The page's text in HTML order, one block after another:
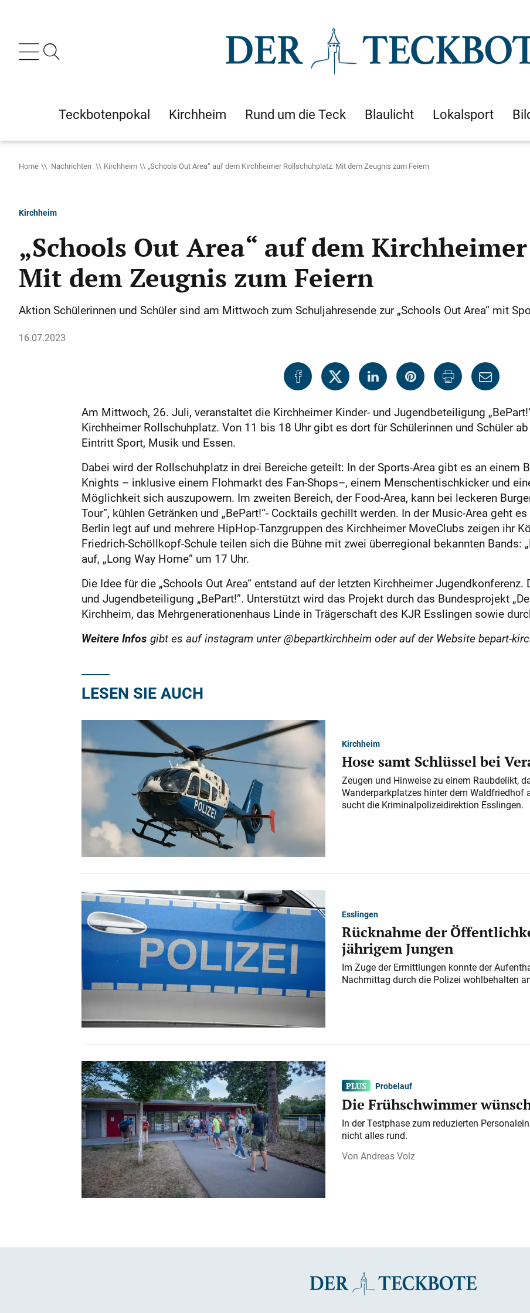
Teckbotenpokal Kirchheim Rund um die Teck Blaulicht Lokalsport
Home Nachrichten Kirchheim „Schools Out Area“ auf dem Kirchheimer Rollschuhplatz: Mit dem Zeugnis zum Feiern
Kirchheim
„Schools Out Area“ auf dem
Mit dem Zeugnis zum Feiern
Aktion Schülerinnen und Schüler sind am Mittwoch zum Schuljahresende zur „Schools Out Area“ mit
16.07.2023
Am Mittwoch, 26. Juli, veranstaltet die Kirchheimer Kinder- und Jugendbeteiligung
Kirchheimer Rollschuhplatz. Von 11 bis 18 Uhr gibt es dort für Schülerinnen und Schüler
Eintritt Sport, Musik und Essen.
Dabei wird der Rollschuhplatz in drei Bereiche geteilt: In der Sports-Area gibt es an einem
Knights – inklusive einem Flohmarkt des Fan-Shops–, einem Menschentischkicker und
Möglichkeit sich auszupowern. Im zweiten Bereich, der Food-Area, kann bei leckeren
Tour”, kühlen Getränken und „BePart!“- Cocktails gechillt werden. In der Music-Area geht
Berlin legt auf und mehrere HipHop-Tanzgruppen des Kirchheimer MoveClubs zeigen ihr
Friedrich-Schöllkopf-Schule teilen sich die Bühne mit zwei überregional bekannten Bands:
auf, „Long Way Home” um 17 Uhr.
Die Idee für die „Schools Out Area“ entstand auf der letzten Kirchheimer Jugendkonferenz.
und Jugendbeteiligung „BePart!”. Unterstützt wird das Projekt durch das Bundesprojekt
Kirchheim, das Mehrgenerationenhaus Linde in Trägerschaft des KJR Esslingen sowie
Weitere Infos gibt es auf instagram unter @bepartkirchheim oder auf der Website bepart-
LESEN SIE AUCH
Kirchheim
Hose samt Schlüssel bei
Zeugen und Hinweise zu einem Raubdelikt,
Wanderparkplatzes hinter dem Waldfriedhof
sucht die Kriminalpolizeidirektion Esslingen.
Esslingen
Rücknahme der
jährigem Jungen
Im Zuge der Ermittlungen konnte der
Nachmittag durch die Polizei wohlbehalten
Probelauf
Die Frühschwimmer
In der Testphase zum reduzierten
nicht alles rund.
Andreas Volz